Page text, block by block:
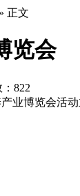
» 正文
览会
822
产业博览